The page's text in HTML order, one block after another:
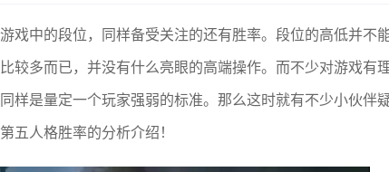
戏中的段位，同样备受关注的还有胜率。段位的高低并不
较多而已，并没有什么亮眼的高端操作。而不少对游戏有
样是量定一个玩家强弱的标准。那么这时就有不少小伙伴
五人格胜率的分析介绍！